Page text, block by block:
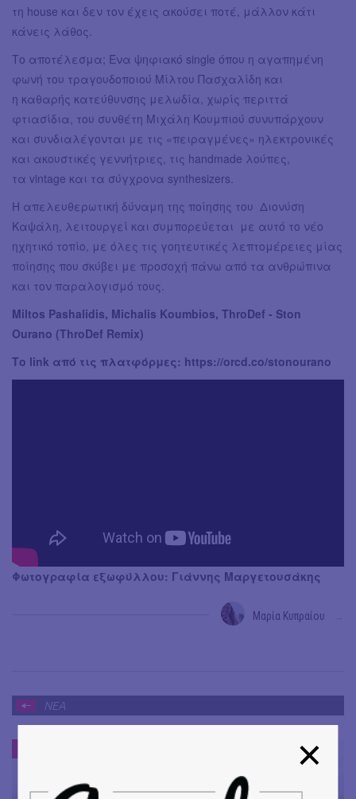
τη house και δεν τον έχεις ακούσει ποτέ, μάλλον κάτι
κάνεις λάθος.
Το αποτέλεσμα; Ένα ψηφιακό single όπου η αγαπημένη
φωνή του τραγουδοποιού Μίλτου Πασχαλίδη και
η καθαρής κατεύθυνσης μελωδία, χωρίς περιττά
φτιασίδια, του συνθέτη Μιχάλη Κουμπιού συνυπάρχουν
και συνδιαλέγονται με τις «πειραγμένες» ηλεκτρονικές
και ακουστικές γεννήτριες, τις handmade λούπες,
τα vintage και τα σύγχρονα synthesizers.
Η απελευθερωτική δύναμη της ποίησης του Διονύση
Καψάλη, λειτουργεί και συμπορεύεται με αυτό το νέο
ηχητικό τοπίο, με όλες τις γοητευτικές λεπτομέρειες μίας
ποίησης που σκύβει με προσοχή πάνω από τα ανθρώπινα
και τον παραλογισμό τους.
Miltos Pashalidis, Michalis Koumbios, ThroDef - Ston
Ourano (ThroDef Remix)
Το link από τις πλατφόρμες: https://orcd.co/stonourano
Φωτογραφία εξωφύλλου: Γιάννης Μαργετουσάκης
Μαρία Κυπραίου
ΝΕΑ